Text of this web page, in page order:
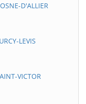
D'ALLIER
LEVIS
VICTOR